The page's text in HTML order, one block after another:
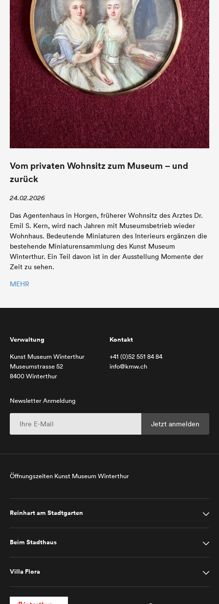
Vom privaten Wohnsitz zum Museum – und
zurück
24.02.2026
Das Agentenhaus in Horgen, früherer Wohnsitz des Arztes Dr.
Emil S. Kern, wird nach Jahren mit Museumsbetrieb wieder
Wohnhaus. Bedeutende Miniaturen des Interieurs ergänzen die
bestehende Miniaturensammlung des Kunst Museum
Winterthur. Ein Teil davon ist in der Ausstellung Momente der
Zeit zu sehen.
MEHR
Verwaltung
Kunst Museum Winterthur
Museumstrasse 52
8400 Winterthur
Kontakt
+41 (0)52 551 84 84
info@kmw.ch
Newsletter Anmeldung
Öffnungszeiten Kunst Museum Winterthur
Reinhart am Stadtgarten
Beim Stadthaus
Villa Flora